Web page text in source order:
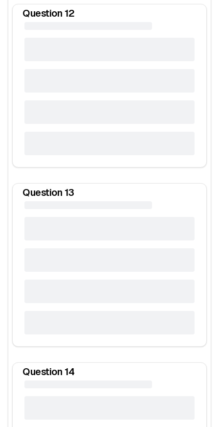
Question 12
Question 13
Question 14